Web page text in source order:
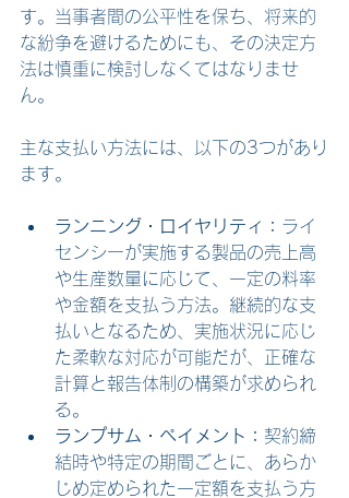
す。当事者間の公平性を保ち、将来的
な紛争を避けるためにも、その決定方
法は慎重に検討しなくてはなりませ
ん。
主な支払い方法には、以下の3つがあり
ます。
ランニング・ロイヤリティ： ライ
センシーが実施する製品の売上高
や生産数量に応じて、一定の料率
や金額を支払う方法。継続的な支
払いとなるため、実施状況に応じ
た柔軟な対応が可能だが、正確な
計算と報告体制の構築が求められ
る。
ランプサム・ペイメント： 契約締
結時や特定の期間ごとに、あらか
じめ定められた一定額を支払う方